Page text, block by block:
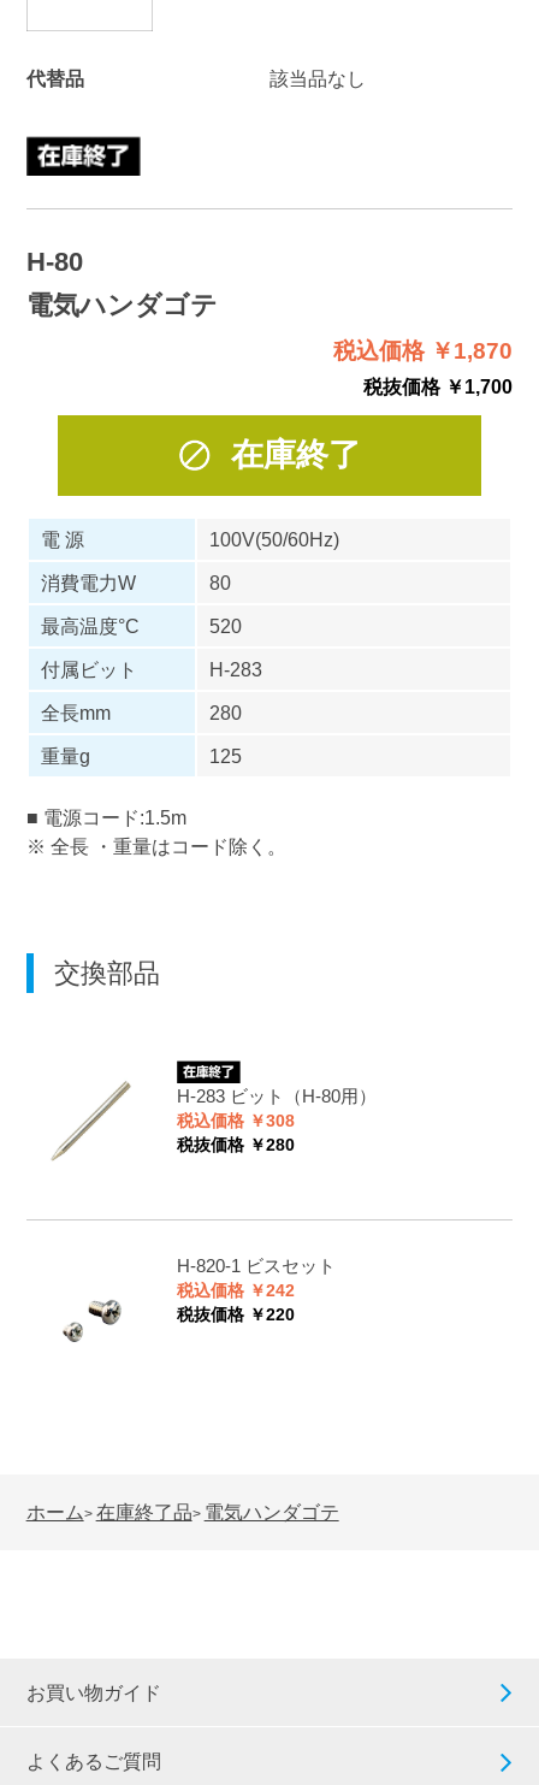
代替品 該当品なし
H-80
電気ハンダゴテ
税込価格 ￥1,870
税抜価格 ￥1,700
在庫終了
電 源
100V(50/60Hz)
消費電力W
80
最高温度°C
520
付属ビット
H-283
全長mm
280
重量g
125
■ 電源コード:1.5m
※ 全長 ・重量はコード除く。
交換部品
H-283 ビット（H-80用）
税込価格 ￥308
税抜価格 ￥280
H-820-1 ビスセット
税込価格 ￥242
税抜価格 ￥220
ホーム> 在庫終了品> 電気ハンダゴテ
お買い物ガイド
よくあるご質問